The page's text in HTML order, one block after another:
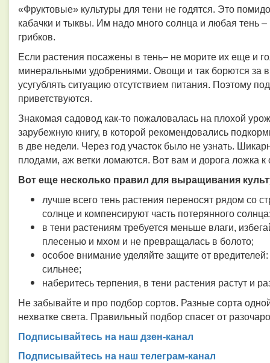
«Фруктовые» культуры для тени не годятся. Это
кабачки и тыквы. Им надо много солнца и любая тень –
грибков.
Если растения посажены в тень– не морите их еще и
минеральными удобрениями. Овощи и так борются за
усугублять ситуацию отсутствием питания. Поэтому
приветствуются.
Знакомая садовод как-то пожаловалась на плохой
зарубежную книгу, в которой рекомендовались
в две недели. Через год участок было не узнать.
плодами, аж ветки ломаются. Вот вам и дорога ложка к
Вот еще несколько правил для выращивания
лучше всего тень растения переносят рядом со
солнце и компенсируют часть потерянного
в тени растениям требуется меньше влаги,
плесенью и мхом и не превращалась в болото;
особое внимание уделяйте защите от
сильнее;
наберитесь терпения, в тени растения растут и
Не забывайте и про подбор сортов. Разные сорта
нехватке света. Правильный подбор спасет от
Подписывайтесь на наш дзен-канал
Подписывайтесь на наш телеграм-канал